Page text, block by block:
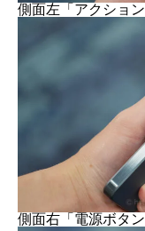
側面左「アクション
側面右「電源ボタ